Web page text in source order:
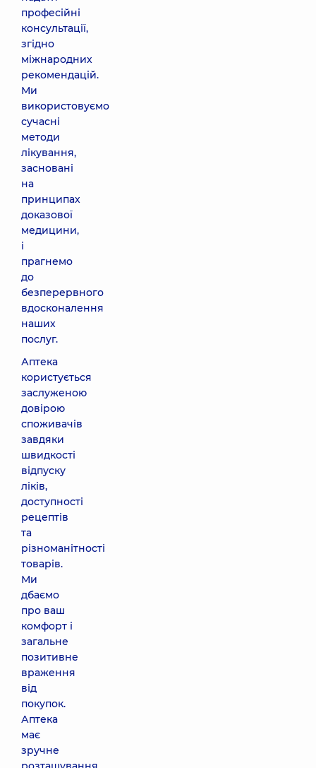
професійні
консультації,
згідно
міжнародних
рекомендацій.
Ми
використовуємо
сучасні
методи
лікування,
засновані
на
принципах
доказової
медицини,
і
прагнемо
до
безперервного
вдосконалення
наших
послуг.
Аптека
користується
заслуженою
довірою
споживачів
завдяки
швидкості
відпуску
ліків,
доступності
рецептів
та
різноманітності
товарів.
Ми
дбаємо
про ваш
комфорт і
загальне
позитивне
враження
від
покупок.
Аптека
має
зручне